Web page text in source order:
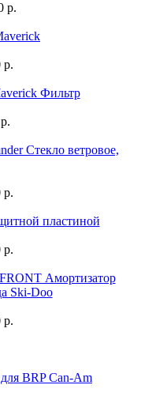
р.
р.
Фильтр
Стекло ветровое,
р.
пластиной
р.
Амортизатор
Ski-Doo
р.
BRP Can-Am